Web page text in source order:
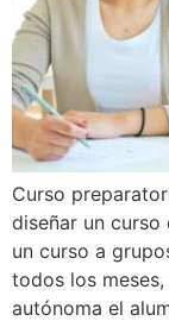
Curso
diseñar un
un curso a
todos los
autónoma el